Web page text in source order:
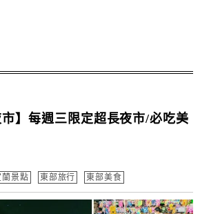
】每週三限定超長夜市/必吃美
蘭景點 東部旅行 東部美食